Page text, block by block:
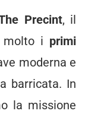
Precint, il
molto i primi
moderna e
barricata. In
la missione